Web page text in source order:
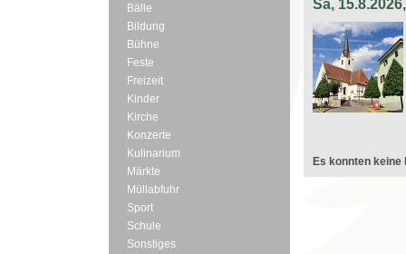
Bälle
Bildung
Bühne
Feste
Freizeit
Kinder
Kirche
Konzerte
Kulinarium
Märkte
Müllabfuhr
Sport
Schule
Sonstiges
Sa,
Es konnten keine